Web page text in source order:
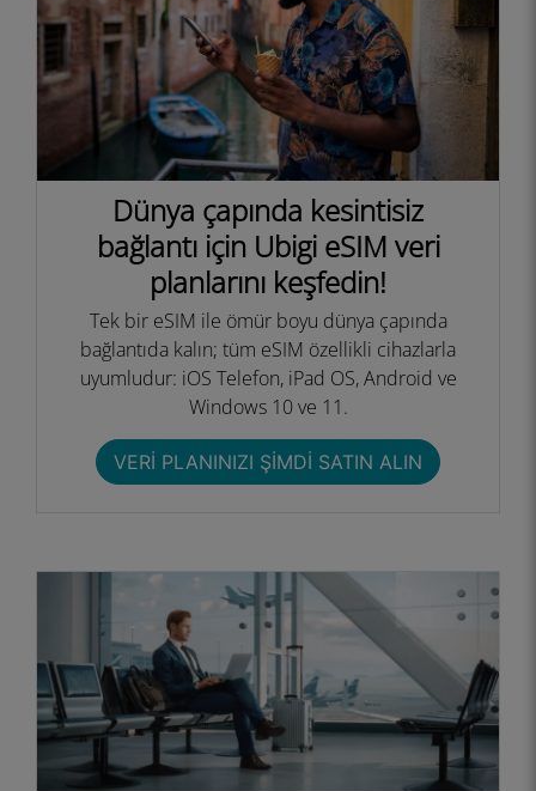
Dünya çapında kesintisiz
bağlantı için Ubigi eSIM veri
planlarını keşfedin!
Tek bir eSIM ile ömür boyu dünya çapında
bağlantıda kalın; tüm eSIM özellikli cihazlarla
uyumludur: iOS Telefon, iPad OS, Android ve
Windows 10 ve 11.
VERI PLANINIZI ŞIMDI SATIN ALIN